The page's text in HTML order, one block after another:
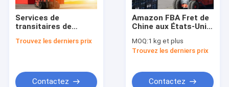
Services de
transitaires de
Chine Agents
Trouvez les derniers prix
Contactez
Amazon FBA Fret de
Chine aux États-Unis
expéditeur
MOQ:1 kg et plus
Trouvez les derniers prix
Contactez